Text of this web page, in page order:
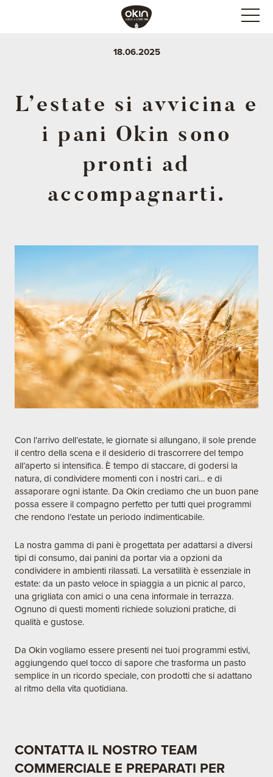
18.06.2025
L’estate si avvicina e
i pani Okin sono
pronti ad
accompagnarti.
Con l’arrivo dell’estate, le giornate si allungano, il sole prende
il centro della scena e il desiderio di trascorrere del tempo
all’aperto si intensifica. È tempo di staccare, di godersi la
natura, di condividere momenti con i nostri cari… e di
assaporare ogni istante. Da Okin crediamo che un buon pane
possa essere il compagno perfetto per tutti quei programmi
che rendono l’estate un periodo indimenticabile.
La nostra gamma di pani è progettata per adattarsi a diversi
tipi di consumo, dai panini da portar via a opzioni da
condividere in ambienti rilassati. La versatilità è essenziale in
estate: da un pasto veloce in spiaggia a un picnic al parco,
una grigliata con amici o una cena informale in terrazza.
Ognuno di questi momenti richiede soluzioni pratiche, di
qualità e gustose.
Da Okin vogliamo essere presenti nei tuoi programmi estivi,
aggiungendo quel tocco di sapore che trasforma un pasto
semplice in un ricordo speciale, con prodotti che si adattano
al ritmo della vita quotidiana.
CONTATTA IL NOSTRO TEAM
COMMERCIALE E PREPARATI PER